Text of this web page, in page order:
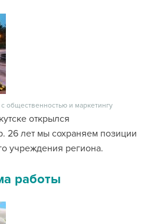
общественностью и маркетингу
открылся
26 лет мы сохраняем позиции
учреждения региона.
работы